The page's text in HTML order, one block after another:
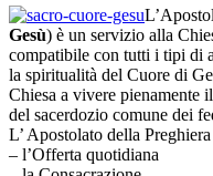
Gesù) è un servizio alla
compatibile con tutti i tipi di
la spiritualità del Cuore di
Chiesa a vivere pienamente
del sacerdozio comune dei
L’ Apostolato della
– l’Offerta quotidiana